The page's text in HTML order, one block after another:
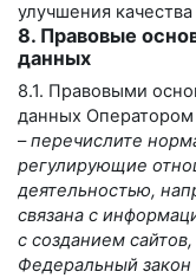
улучшения
8. Правовые
данных
8.1. Правовыми
данных Оператором
–перечислите
регулирующие
деятельностью,
связана с
с созданием
Федеральный